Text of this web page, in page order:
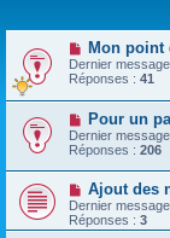
Mon point
Dernier
Réponses : 41
Pour un
Dernier
Réponses : 206
Ajout des
Dernier
Réponses : 3